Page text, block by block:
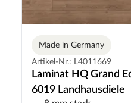
Made in Germany
Artikel-Nr.: L4011669
Laminat HQ Grand
6019 Landhausdiele